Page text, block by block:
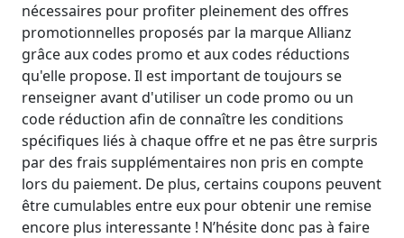
nécessaires pour profiter pleinement des offres
promotionnelles proposés par la marque Allianz
grâce aux codes promo et aux codes réductions
qu'elle propose. Il est important de toujours se
renseigner avant d'utiliser un code promo ou un
code réduction afin de connaître les conditions
spécifiques liés à chaque offre et ne pas être surpris
par des frais supplémentaires non pris en compte
lors du paiement. De plus, certains coupons peuvent
être cumulables entre eux pour obtenir une remise
encore plus interessante ! N’hésite donc pas à faire